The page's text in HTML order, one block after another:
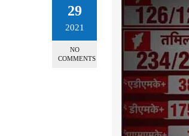
29
2021
NO
COMMENTS